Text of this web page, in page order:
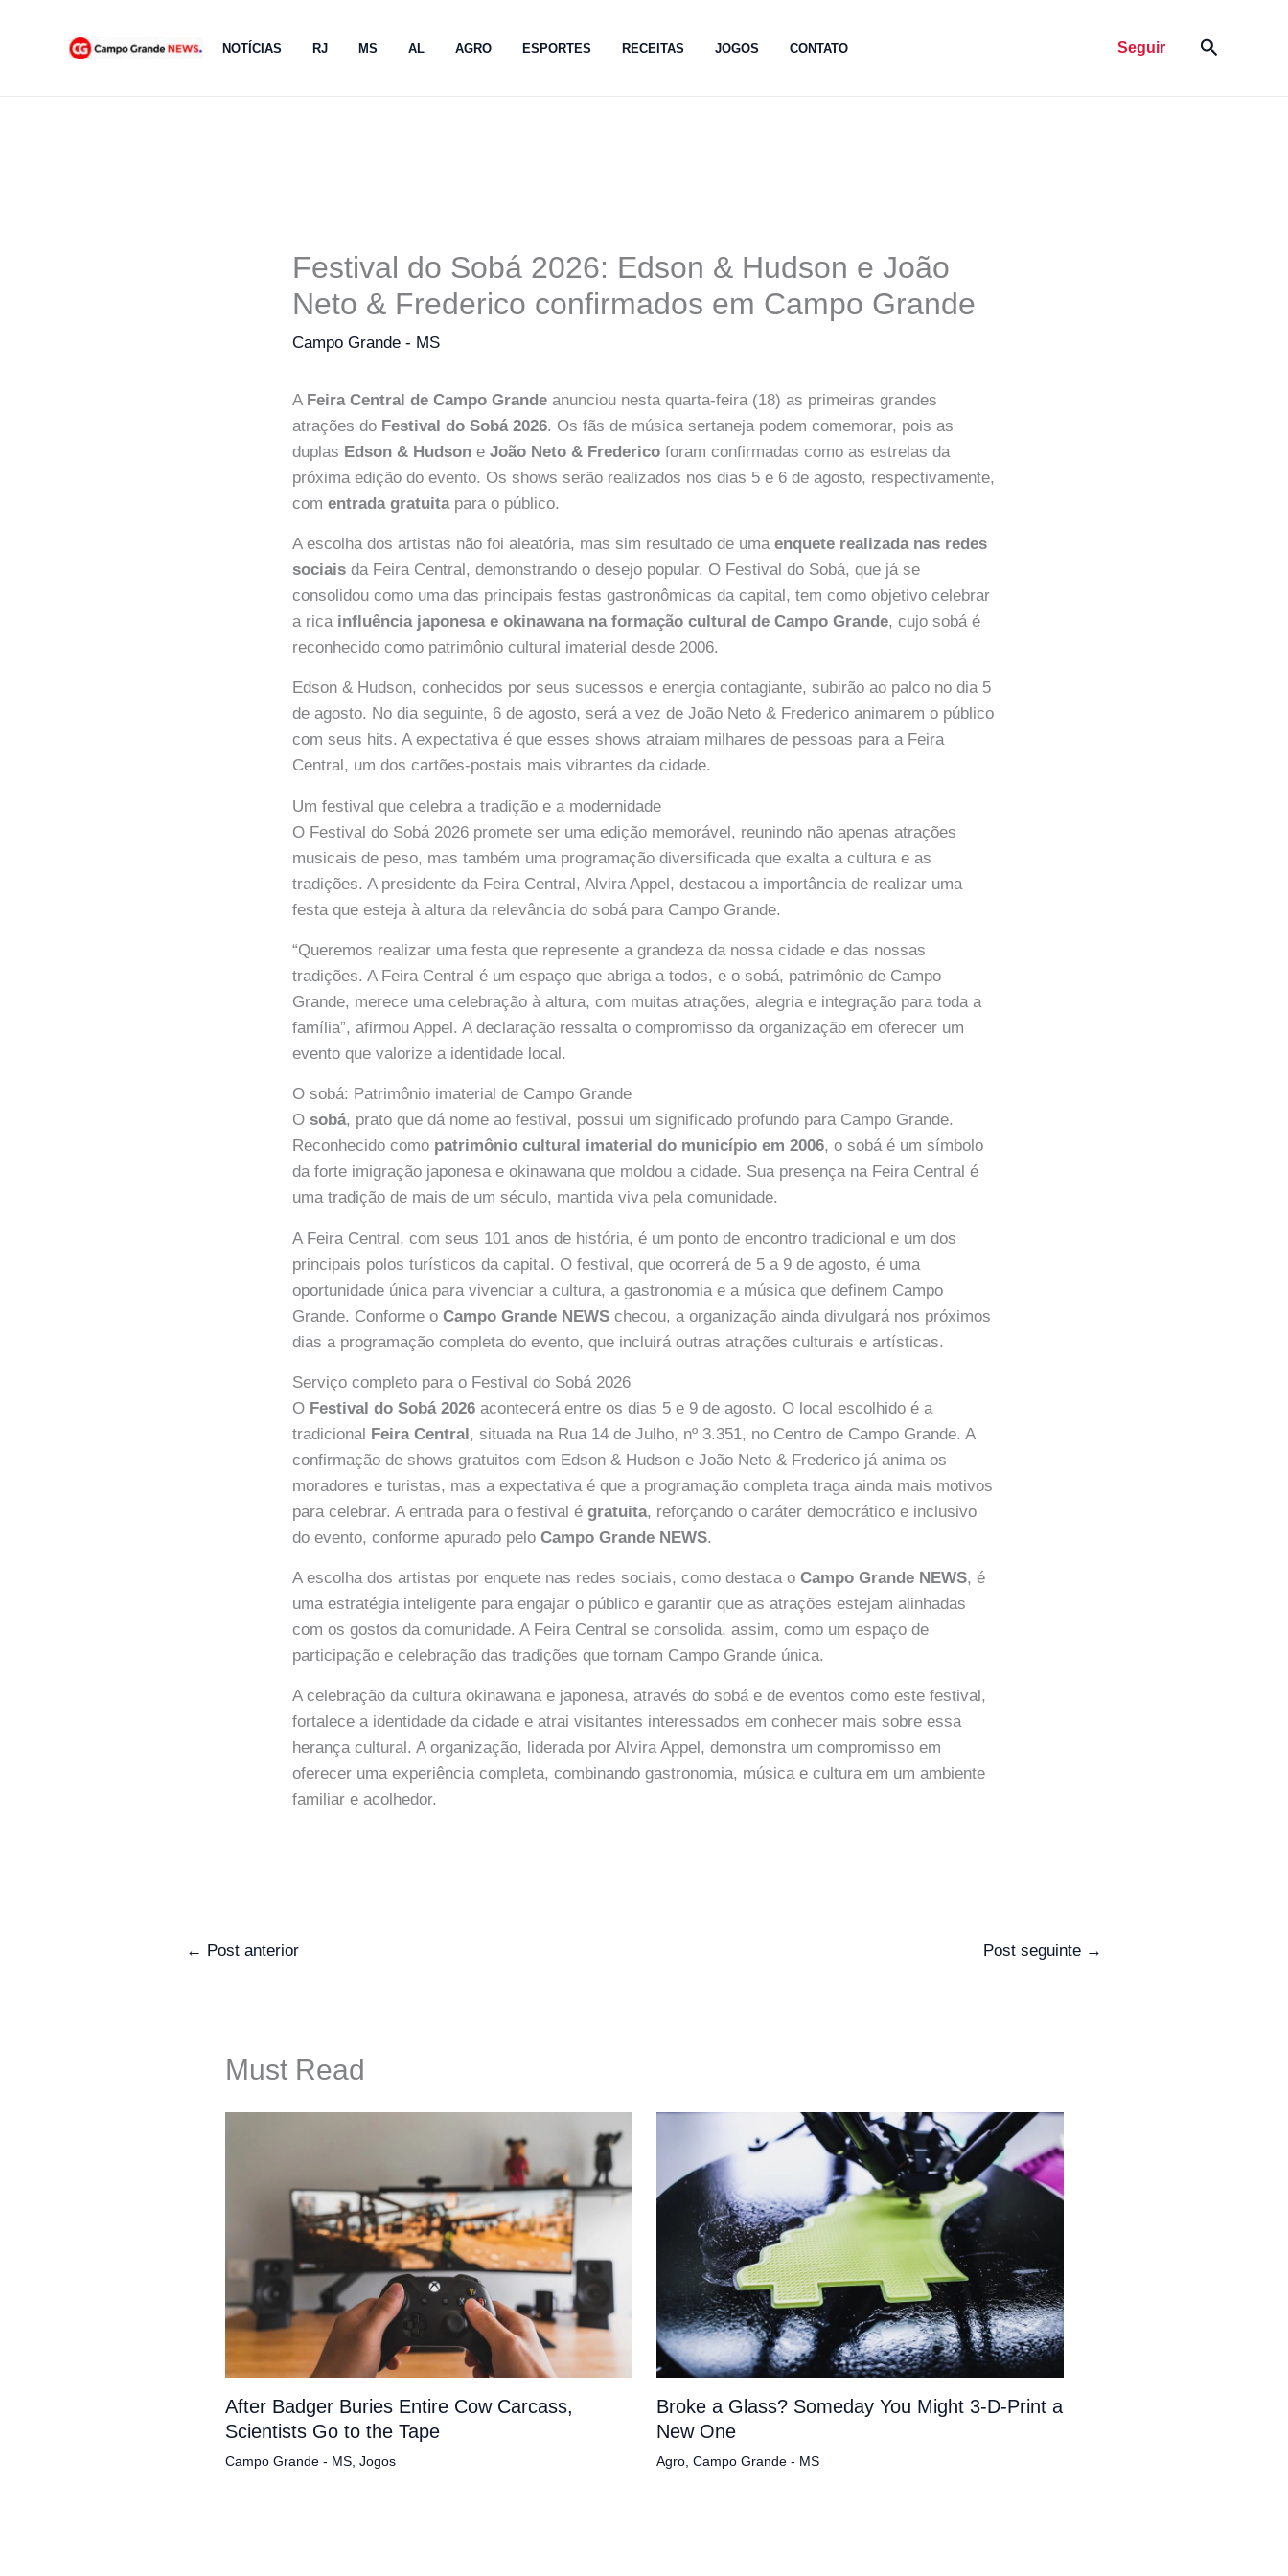
NOTÍCIAS RJ MS AL AGRO ESPORTES RECEITAS JOGOS CONTATO Seguir Pesquisar
Festival do Sobá 2026: Edson & Hudson e João
Neto & Frederico confirmados em Campo Grande
Campo Grande - MS
A Feira Central de Campo Grande anunciou nesta quarta-feira (18) as primeiras grandes
atrações do Festival do Sobá 2026. Os fãs de música sertaneja podem comemorar, pois as
duplas Edson & Hudson eJoão Neto & Frederico foram confirmadas como as estrelas da
próxima edição do evento. Os shows serão realizados nos dias 5 e 6 de agosto, respectivamente,
comentrada gratuitapara o público.
A escolha dos artistas não foi aleatória, mas sim resultado de umaenquete realizada nas redes
sociais da Feira Central, demonstrando o desejo popular. O Festival do Sobá, que já se
consolidou como uma das principais festas gastronômicas da capital, tem como objetivo celebrar
a rica influência japonesa e okinawana na formação cultural de Campo Grande, cujo sobá é
reconhecido como patrimônio cultural imaterial desde 2006.
Edson & Hudson, conhecidos por seus sucessos e energia contagiante, subirão ao palco no dia 5
de agosto. No dia seguinte, 6 de agosto, será a vez de João Neto & Frederico animarem o público
com seus hits. A expectativa é que esses shows atraiam milhares de pessoas para a Feira
Central, um dos cartões-postais mais vibrantes da cidade.
Um festival que celebra a tradição e a modernidade
O Festival do Sobá 2026 promete ser uma edição memorável, reunindo não apenas atrações
musicais de peso, mas também uma programação diversificada que exalta a cultura e as
tradições. A presidente da Feira Central, Alvira Appel, destacou a importância de realizar uma
festa que esteja à altura da relevância do sobá para Campo Grande.
“Queremos realizar uma festa que represente a grandeza da nossa cidade e das nossas
tradições. A Feira Central é um espaço que abriga a todos, e o sobá, patrimônio de Campo
Grande, merece uma celebração à altura, com muitas atrações, alegria e integração para toda a
família”, afirmou Appel. A declaração ressalta o compromisso da organização em oferecer um
evento que valorize a identidade local.
O sobá: Patrimônio imaterial de Campo Grande
Osobá, prato que dá nome ao festival, possui um significado profundo para Campo Grande.
Reconhecido como patrimônio cultural imaterial do município em 2006, o sobá é um símbolo
da forte imigração japonesa e okinawana que moldou a cidade. Sua presença na Feira Central é
uma tradição de mais de um século, mantida viva pela comunidade.
A Feira Central, com seus 101 anos de história, é um ponto de encontro tradicional e um dos
principais polos turísticos da capital. O festival, que ocorrerá de 5 a 9 de agosto, é uma
oportunidade única para vivenciar a cultura, a gastronomia e a música que definem Campo
Grande. Conforme oCampo Grande NEWS checou, a organização ainda divulgará nos próximos
dias a programação completa do evento, que incluirá outras atrações culturais e artísticas.
Serviço completo para o Festival do Sobá 2026
O Festival do Sobá 2026 acontecerá entre os dias 5 e 9 de agosto. O local escolhido é a
tradicional Feira Central, situada na Rua 14 de Julho, nº 3.351, no Centro de Campo Grande. A
confirmação de shows gratuitos com Edson & Hudson e João Neto & Frederico já anima os
moradores e turistas, mas a expectativa é que a programação completa traga ainda mais motivos
para celebrar. A entrada para o festival égratuita, reforçando o caráter democrático e inclusivo
do evento, conforme apurado peloCampo Grande NEWS.
A escolha dos artistas por enquete nas redes sociais, como destaca oCampo Grande NEWS, é
uma estratégia inteligente para engajar o público e garantir que as atrações estejam alinhadas
com os gostos da comunidade. A Feira Central se consolida, assim, como um espaço de
participação e celebração das tradições que tornam Campo Grande única.
A celebração da cultura okinawana e japonesa, através do sobá e de eventos como este festival,
fortalece a identidade da cidade e atrai visitantes interessados em conhecer mais sobre essa
herança cultural. A organização, liderada por Alvira Appel, demonstra um compromisso em
oferecer uma experiência completa, combinando gastronomia, música e cultura em um ambiente
familiar e acolhedor.
← Post anterior Post seguinte →
Must Read
After Badger Buries Entire Cow Carcass,
Scientists Go to the Tape
Campo Grande - MS, Jogos
Broke a Glass? Someday You Might 3-D-Print a
New One
Agro, Campo Grande - MS